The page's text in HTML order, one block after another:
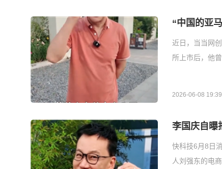
“中国的亚
近日，当当网
所上市后，他
2026-06-08 19:39
李国庆自曝
快科技6月8日
人刘强东的电